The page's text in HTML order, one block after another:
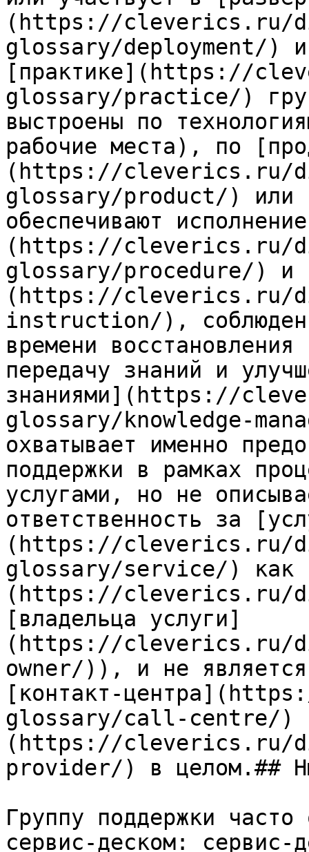
(https://cleverics.ru/
glossary/deployment/) и
[практике](https://
glossary/practice/)
выстроены по
рабочие места), по
(https://cleverics.ru/
glossary/product/) или
обеспечивают
(https://cleverics.ru/
glossary/procedure/) и
(https://cleverics.ru/
instruction/),
времени
передачу знаний и
знаниями](https://
glossary/knowledge-
охватывает именно
поддержки в рамках
услугами, но не
ответственность за
(https://cleverics.ru/
glossary/service/) как
(https://cleverics.ru/
[владельца услуги]
(https://cleverics.ru/
owner/)), и не является
[контакт-
glossary/call-centre/)
(https://cleverics.ru/
provider/) в целом.##
Группу поддержки часто
сервис-деском: сервис-